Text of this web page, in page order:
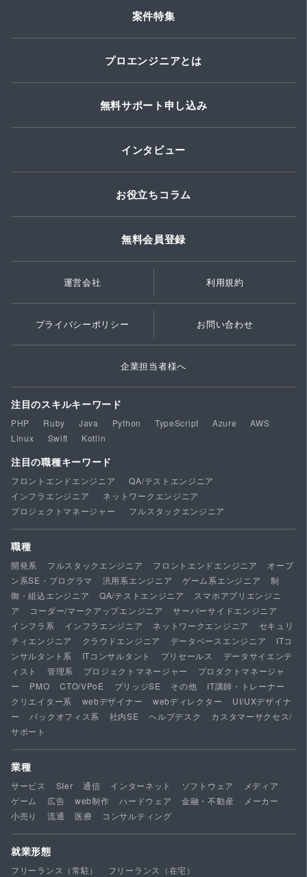
案件特集
プロエンジニアとは
無料サポート申し込み
インタビュー
お役立ちコラム
無料会員登録
運営会社 利用規約
プライバシーポリシー お問い合わせ
企業担当者様へ
注目のスキルキーワード
PHP Ruby Java Python TypeScript Azure
AWS
Linux
Swift Kotlin
注目の職種キーワード
フロントエンドエンジニア
QA/テストエンジニア
インフラエンジニア
ネットワークエンジニア
プロジェクトマネージャー
フルスタックエンジニア
職種
開発系 フルスタックエンジニア フロントエンドエンジニア
オープ
ン系SE・プログラマ
汎用系エンジニア ゲーム系エンジニア
制
御・組込エンジニア
QA/テストエンジニア
スマホアプリエンジニ
ア
コーダー/マークアップエンジニア
サーバーサイドエンジニア
インフラ系
インフラエンジニア ネットワークエンジニア
セキュリ
ティエンジニア
クラウドエンジニア データベースエンジニア
ITコ
ンサルタント系
ITコンサルタント プリセールス
データサイエンテ
ィスト
管理系 プロジェクトマネージャー
プロダクトマネージャ
ー
PMO CTO/VPoE ブリッジSE その他
IT講師・トレーナー
クリエイター系
webデザイナー webディレクター
UI/UXデザイナ
ー
バックオフィス系 社内SE ヘルプデスク
カスタマーサクセス/
サポート
業種
サービス SIer 通信 インターネット ソフトウェア
メディア
ゲーム
広告 web制作 ハードウェア 金融・不動産
メーカー
小売り
流通 医療 コンサルティング
就業形態
フリーランス（常駐） フリーランス（在宅）